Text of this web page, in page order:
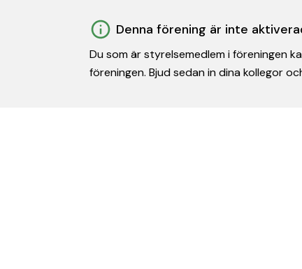
Denna förening är inte
Du som är styrelsemedlem i föreningen
föreningen. Bjud sedan in dina kollegor